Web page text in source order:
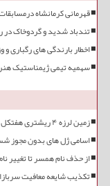
قهرمانی کرمانشاه
تندباد شدید و گردوخاک
اخطار بارندگی های
سهمیه تیمی ژیمناستیک
زمین لرزه ۴ ریشتری هفتکل را لرزاند
اسامی ژل های بدون
از حذف نام همسر تا تغییر
تکذیب شایعه معافیت